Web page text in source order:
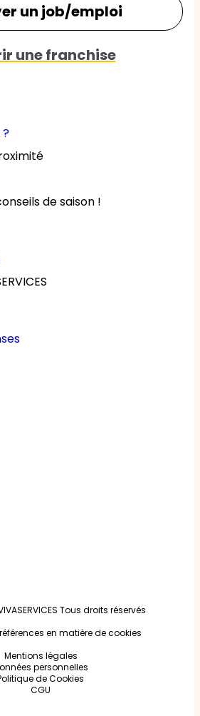
de saison !
un job/emploi
une franchise
Tous droits réservés
en matière de cookies
Mentions légales
personnelles
de Cookies
CGU